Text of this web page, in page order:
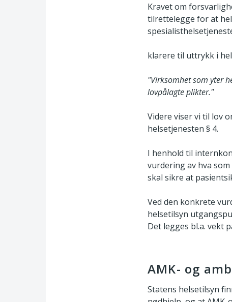
Kravet om
tilrettelegge for at
klarere til uttrykk i
"Virksomhet som yter
lovpålagte plikter."
Videre viser vi til lov
helsetjenesten § 4.
I henhold til
vurdering av hva
skal sikre at
Ved den konkrete
helsetilsyn
Det legges bl.a. vekt
AMK- og
Statens helsetilsyn